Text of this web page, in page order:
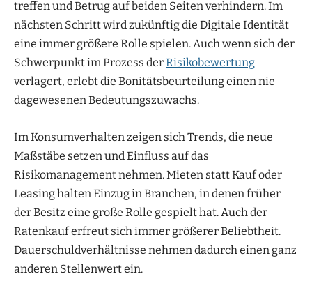
treffen und Betrug auf beiden Seiten verhindern. Im
nächsten Schritt wird zukünftig die Digitale Identität
eine immer größere Rolle spielen. Auch wenn sich der
Schwerpunkt im Prozess derRisikobewertung
verlagert, erlebt die Bonitätsbeurteilung einen nie
dagewesenen Bedeutungszuwachs.
Im Konsumverhalten zeigen sich Trends, die neue
Maßstäbe setzen und Einfluss auf das
Risikomanagement nehmen. Mieten statt Kauf oder
Leasing halten Einzug in Branchen, in denen früher
der Besitz eine große Rolle gespielt hat. Auch der
Ratenkauf erfreut sich immer größerer Beliebtheit.
Dauerschuldverhältnisse nehmen dadurch einen ganz
anderen Stellenwert ein.